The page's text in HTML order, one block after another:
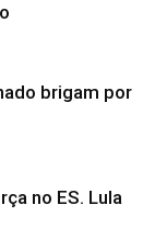
brigam por
no ES. Lula